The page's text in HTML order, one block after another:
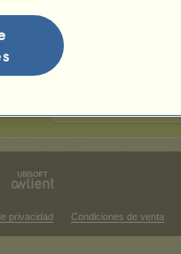
obstáculos
en esta clasificación.
Victorias en doma
privacidad Condiciones de venta